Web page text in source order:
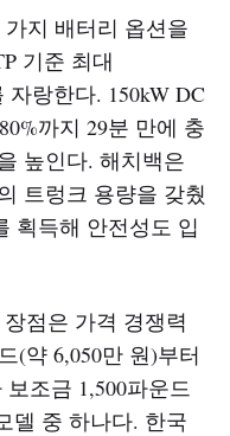
가지 배터리 옵션을
기준 최대
자랑한다. 150kW DC
까지 29분 만에 충
높인다. 해치백은
트렁크 용량을 갖췄
획득해 안전성도 입
점은 가격 경쟁력
(약 6,050만 원)부터
조금 1,500파운드
델 중 하나다. 한국